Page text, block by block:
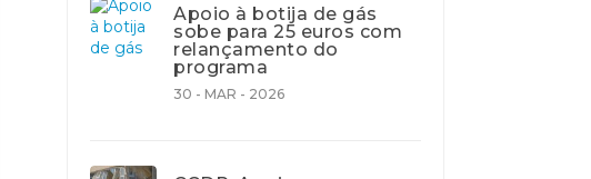
Apoio à botija de gás
sobe para 25 euros com
relançamento do
programa
30 - MAR - 2026